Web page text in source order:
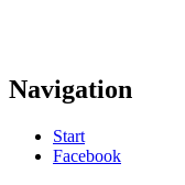
Navigation
Start
Facebook